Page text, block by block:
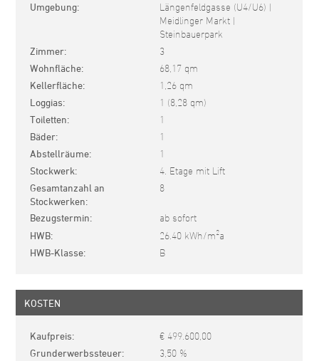
Umgebung
Längenfeldgasse (U4/U6) |
Meidlinger Markt |
Steinbauerpark
Zimmer 3
Wohnfläche 68,17 qm
Kellerfläche 1,26 qm
Loggias 1 (8,28 qm)
Toiletten 1
Bäder 1
Abstellräume 1
Stockwerk 4. Etage mit Lift
Gesamtanzahl an
Stockwerken
8
Bezugstermin ab sofort
HWB 26.40 kWh/m2a
HWB-Klasse B
KOSTEN
Kaufpreis € 499.600,00
Grunderwerbssteuer 3,50 %